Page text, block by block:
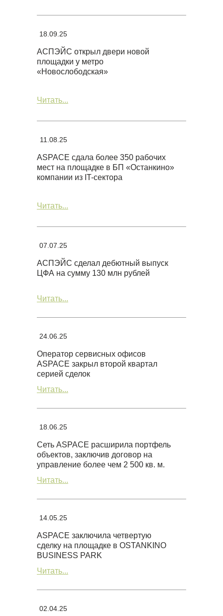
18.09.25
АСПЭЙС открыл двери новой
площадки у метро
«Новослободская»
Читать...
11.08.25
ASPACE сдала более 350 рабочих
мест на площадке в БП «Останкино»
компании из IT-сектора
Читать...
07.07.25
АСПЭЙС сделал дебютный выпуск
ЦФА на сумму 130 млн рублей
Читать...
24.06.25
Оператор сервисных офисов
ASPACE закрыл второй квартал
серией сделок
Читать...
18.06.25
Сеть ASPACE расширила портфель
объектов, заключив договор на
управление более чем 2 500 кв. м.
Читать...
14.05.25
ASPACE заключила четвертую
сделку на площадке в OSTANKINO
BUSINESS PARK
Читать...
02.04.25